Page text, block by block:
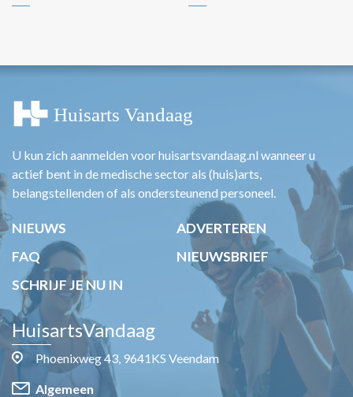
U kun zich aanmelden voor huisartsvandaag.nl wanneer u
actief bent in de medische sector als (huis)arts,
belangstellenden of als ondersteunend personeel.
NIEUWS
ADVERTEREN
FAQ
NIEUWSBRIEF
SCHRIJF JE NU IN
HuisartsVandaag
Phoenixweg 43, 9641KS Veendam
Algemeen